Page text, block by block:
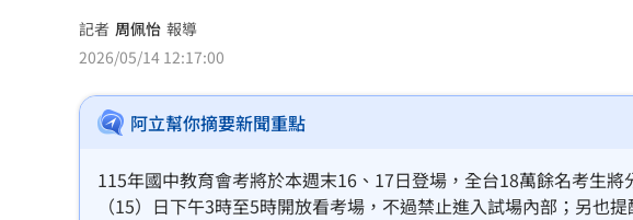
國道傳嚴重事故！2車碰撞「撇頭」3人送醫
盤前／台指夜盤彈285點 台股拚延續反彈
美股多收黑！道瓊跌464點 費半小漲39點
今迎立秋！「5星座、5生肖」財運旺到爆 06:10
記者 周佩怡 報導
2026/05/14 12:17:00
阿立幫你摘要新聞重點
115年國中教育會考將於本週末16、17日登場，全台18萬餘名考生
（15）日下午3時至5時開放看考場，不過禁止進入試場內部；另也